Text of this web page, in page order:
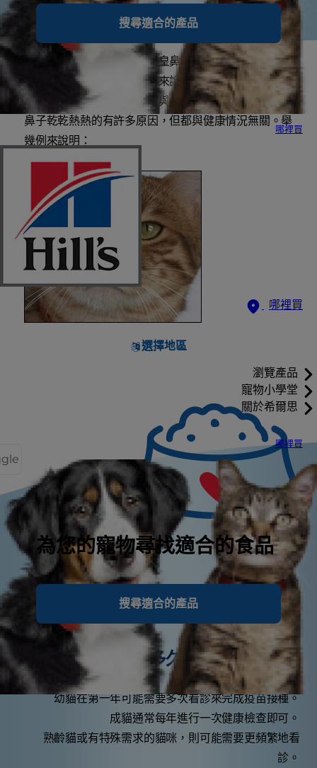
搜尋適合的產品
哪裡買
哪裡買
選擇地區
瀏覽產品
寵物小學堂
關於希爾思
哪裡買
為您的寵物尋找適合的食品
搜尋適合的產品
剷屎官常有的疑問，就是貓皇鼻子如果乾乾熱熱的，是
不是表示主子生病了。簡單來說答案是「否」。健康貓
皇的鼻子一天中可能會在乾與濕之間變換好幾次。貓皇
鼻子乾乾熱熱的有許多原因，但都與健康情況無關。舉
幾例來說明：
貓咪健康小知識
您的貓多久該看一次獸醫？
幼貓在第一年可能需要多次看診來完成疫苗接種。
成貓通常每年進行一次健康檢查即可。
熟齡貓或有特殊需求的貓咪，則可能需要更頻繁地看
診。